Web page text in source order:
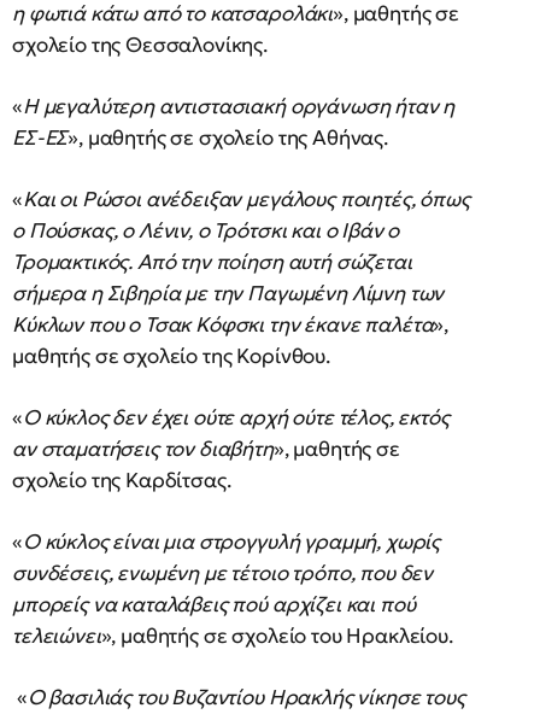
η φωτιά κάτω από το κατσαρολάκι», μαθητής σε
σχολείο της Θεσσαλονίκης.
«Η μεγαλύτερη αντιστασιακή οργάνωση ήταν η
ΕΣ-ΕΣ», μαθητής σε σχολείο της Αθήνας.
«Και οι Ρώσοι ανέδειξαν μεγάλους ποιητές, όπως
ο Πούσκας, ο Λένιν, ο Τρότσκι και ο Ιβάν ο
Τρομακτικός. Από την ποίηση αυτή σώζεται
σήμερα η Σιβηρία με την Παγωμένη Λίμνη των
Κύκλων που ο Τσακ Κόφσκι την έκανε παλέτα»,
μαθητής σε σχολείο της Κορίνθου.
«Ο κύκλος δεν έχει ούτε αρχή ούτε τέλος, εκτός
αν σταματήσεις τον διαβήτη», μαθητής σε
σχολείο της Καρδίτσας.
«Ο κύκλος είναι μια στρογγυλή γραμμή, χωρίς
συνδέσεις, ενωμένη με τέτοιο τρόπο, που δεν
μπορείς να καταλάβεις πού αρχίζει και πού
τελειώνει», μαθητής σε σχολείο του Ηρακλείου.
«Ο βασιλιάς του Βυζαντίου Ηρακλής νίκησε τους